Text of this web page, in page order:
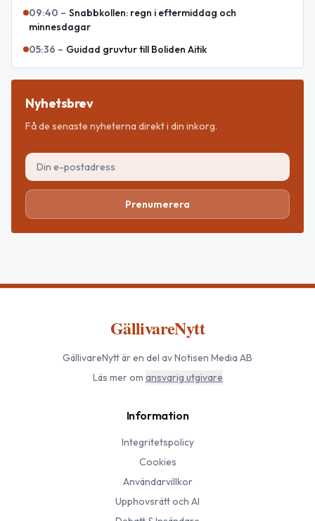
09:40 – Snabbkollen: regn i eftermiddag och
minnesdagar
05:36 – Guidad gruvtur till Boliden Aitik
Nyhetsbrev
Få de senaste nyheterna direkt i din inkorg.
Prenumerera
GällivareNytt
GällivareNyttär en del av Notisen Media AB
Läs mer om ansvarig utgivare
Information
Integritetspolicy
Cookies
Användarvillkor
Upphovsrätt och AI